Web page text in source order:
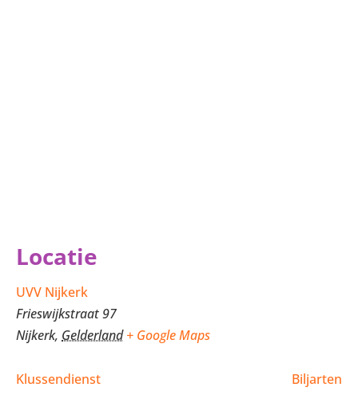
Locatie
UVV Nijkerk
Frieswijkstraat 97
Nijkerk, Gelderland + Google Maps
Klussendienst Biljarten